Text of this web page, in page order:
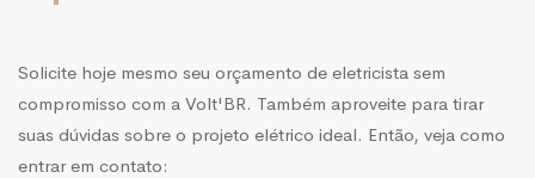
Solicite hoje mesmo seu orçamento de eletricista sem
compromisso com a Volt'BR. Também aproveite para tirar
suas dúvidas sobre o projeto elétrico ideal. Então, veja como
entrar em contato: